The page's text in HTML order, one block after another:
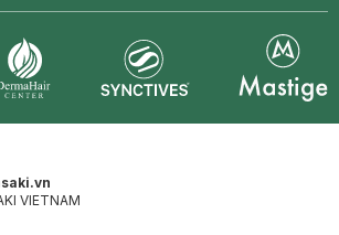
VIETNAM